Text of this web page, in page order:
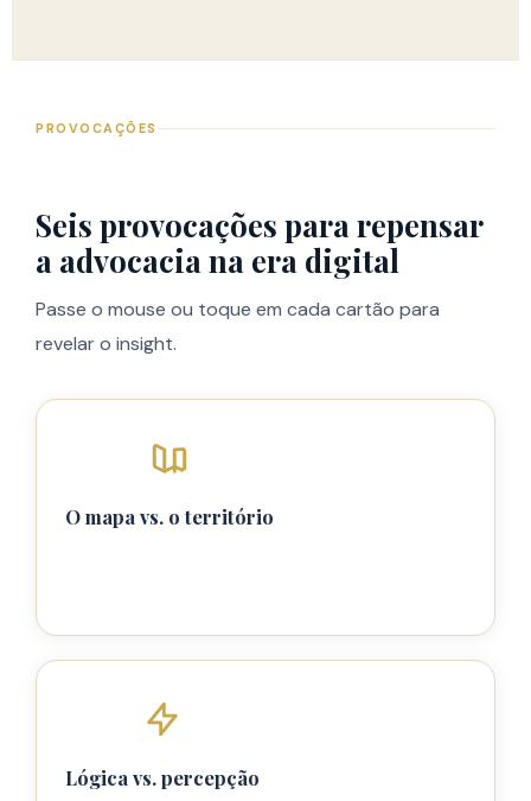
PROVOCAÇÕES
Seis provocações para repensar
a advocacia na era digital
Passe o mouse ou toque em cada cartão para
revelar o insight.
O mapa vs. o território
Lógica vs. percepção